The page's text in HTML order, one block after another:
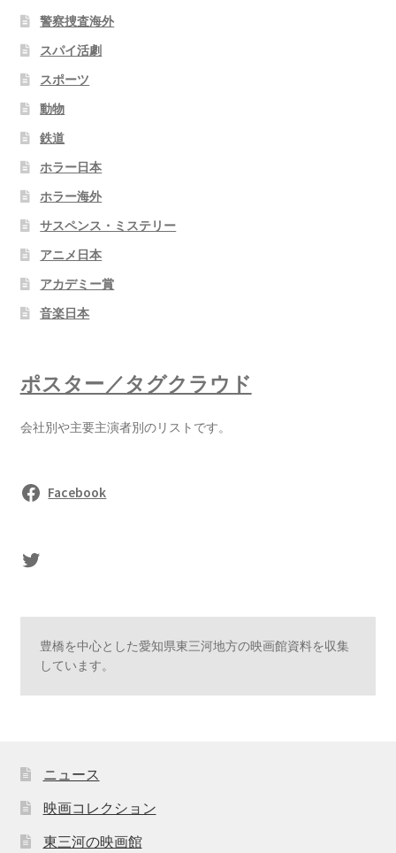
警察捜査海外
スパイ活劇
スポーツ
動物
鉄道
ホラー日本
ホラー海外
サスペンス・ミステリー
アニメ日本
アカデミー賞
音楽日本
ポスター／タグクラウド
会社別や主要主演者別のリストです。
Facebook
sasaki's Twitter
豊橋を中心とした愛知県東三河地方の映画館資料を収集
しています。
ニュース
映画コレクション
東三河の映画館